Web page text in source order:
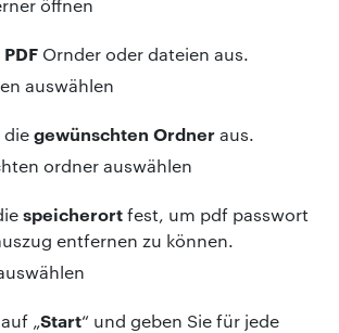
PDF Ornder oder dateien aus.
diegewünschten Ordneraus.
speicherortfest, um pdf passwort
entfernen zu können.
„Start“ und geben Sie für jede